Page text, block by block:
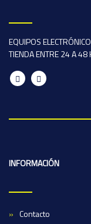
EQUIPOS
TIENDA ENTRE 24 A 48
INFORMACIÓN
Contacto